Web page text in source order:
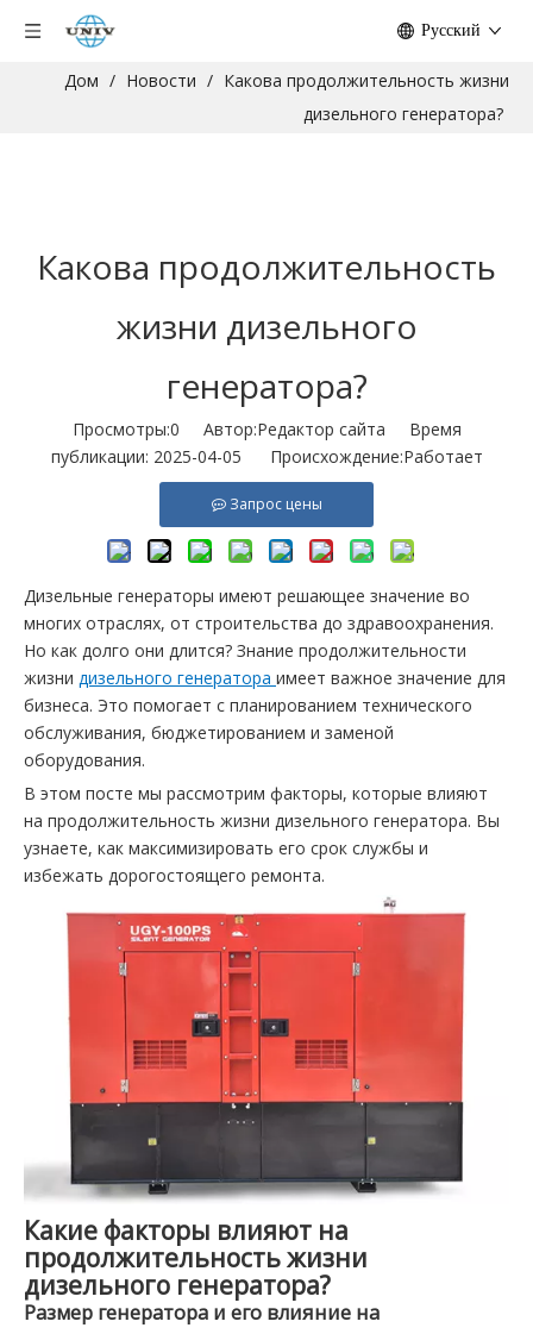
Pусский
Дом / Новости / Какова продолжительность жизни
дизельного генератора?
Какова продолжительность
жизни дизельного
генератора?
Просмотры:0 Автор:Pедактор сайта Время
публикации: 2025-04-05 Происхождение:Работает
Запрос цены
Дизельные генераторы имеют решающее значение во
многих отраслях, от строительства до здравоохранения.
Но как долго они длится? Знание продолжительности
жизни дизельного генератора имеет важное значение для
бизнеса. Это помогает с планированием технического
обслуживания, бюджетированием и заменой
оборудования.
В этом посте мы рассмотрим факторы, которые влияют
на продолжительность жизни дизельного генератора. Вы
узнаете, как максимизировать его срок службы и
избежать дорогостоящего ремонта.
Какие факторы влияют на
продолжительность жизни
дизельного генератора?
Размер генератора и его влияние на